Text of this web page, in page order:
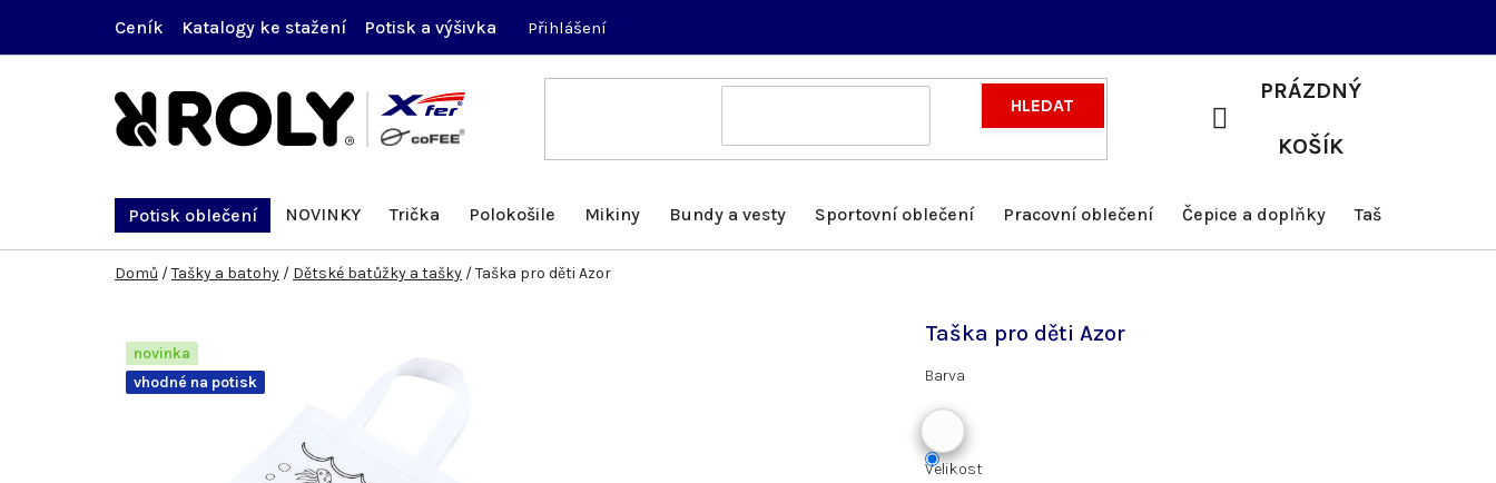
obsah
Ceník Katalogy ke stažení Potisk a výšivka Přihlášení
HLEDAT
NÁKUPNÍ
PRÁZDNÝ
KOŠÍK
Potisk oblečení NOVINKY Trička Polokošile Mikiny Bundy a vesty Sportovní oblečení Pracovní oblečení Čepice a doplňky Tašky a batohy
Domů /Tašky a batohy / Dětské batůžky a tašky /Taška pro děti Azor
Taška pro děti Azor
Barva
Velikost
novinka
vhodné na potisk